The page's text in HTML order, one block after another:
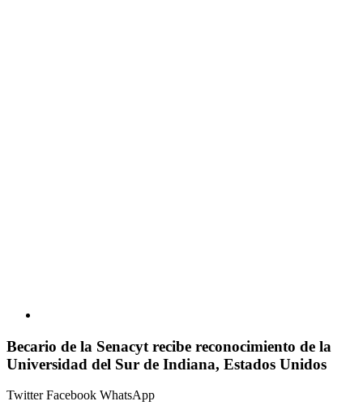
Becario de la Senacyt recibe reconocimiento de la
Universidad del Sur de Indiana, Estados Unidos
TwitterFacebook WhatsApp